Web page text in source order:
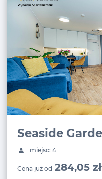
Seaside
miejsc: 4
Cena już od 284,05 zł